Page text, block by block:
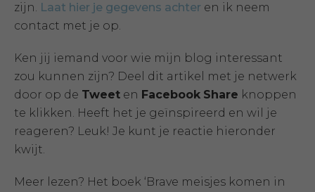
zijn. Laat hier je gegevens achter en ik neem
contact met je op.
Ken jij iemand voor wie mijn blog interessant
zou kunnen zijn? Deel dit artikel met je netwerk
door op de Tweet en Facebook Share knoppen
te klikken. Heeft het je geïnspireerd en wil je
reageren? Leuk! Je kunt je reactie hieronder
kwijt.
Meer lezen? Het boek ‘Brave meisjes komen in